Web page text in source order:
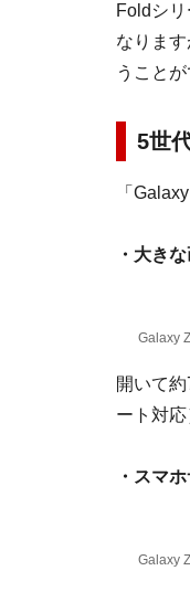
Foldシ
なりま
うことが
5世
「
・大き
Galaxy
開いて
ート対応
・スマ
Galaxy